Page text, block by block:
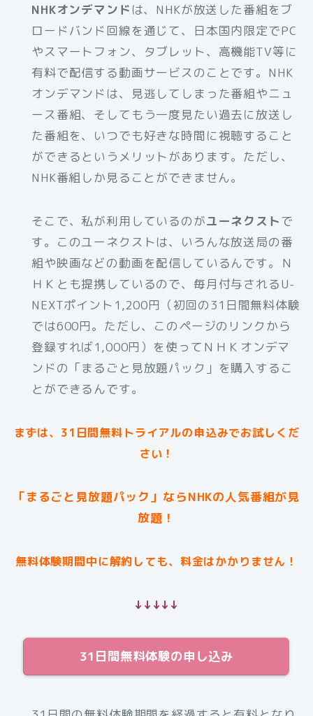
NHKオンデマンド は、NHKが放送した番組をブ
ロードバンド回線を通じて、日本国内限定でPC
やスマートフォン、タブレット、高機能TV等に
有料で配信する動画サービスのことです。NHK
オンデマンドは、見逃してしまった番組やニュ
ース番組、そしてもう一度見たい過去に放送し
た番組を、いつでも好きな時間に視聴すること
ができるというメリットがあります。ただし、
NHK番組しか見ることができません。
そこで、私が利用しているのがユーネクストで
す。このユーネクストは、いろんな放送局の番
組や映画などの動画を配信しているんです。Ｎ
ＨＫとも提携しているので、毎月付与されるU-
NEXTポイント1,200円（初回の31日間無料体験
では600円。ただし、このページのリンクから
登録すれば1,000円）を使ってＮＨＫオンデマ
ンドの「まるごと見放題パック」を購入するこ
とができるんです。
まずは、31日間無料トライアルの申込みでお試しくだ
さい！
「まるごと見放題パック」ならNHKの人気番組が見
放題！
無料体験期間中に解約しても、料金はかかりません！
↓↓↓↓↓
31日間無料体験の申し込み